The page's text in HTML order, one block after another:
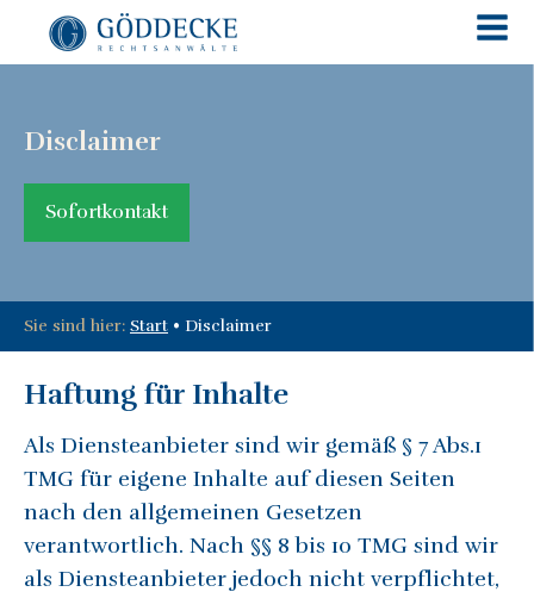
Disclaimer
Sofortkontakt
Sie sind hier: Start • Disclaimer
Haftung für Inhalte
Als Diensteanbieter sind wir gemäß § 7 Abs.1
TMG für eigene Inhalte auf diesen Seiten
nach den allgemeinen Gesetzen
verantwortlich. Nach §§ 8 bis 10 TMG sind wir
als Diensteanbieter jedoch nicht verpflichtet,